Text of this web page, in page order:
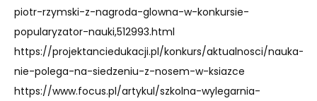
piotr-rzymski-z-nagroda-glowna-w-konkursie-
popularyzator-nauki,512993.html
https://projektanciedukacji.pl/konkurs/aktualnosci/nauka-
nie-polega-na-siedzeniu-z-nosem-w-ksiazce
https://www.focus.pl/artykul/szkolna-wylegarnia-